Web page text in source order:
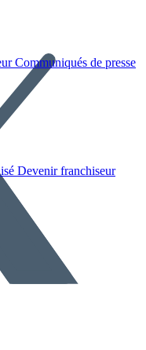
Communiqués de presse
Devenir franchiseur